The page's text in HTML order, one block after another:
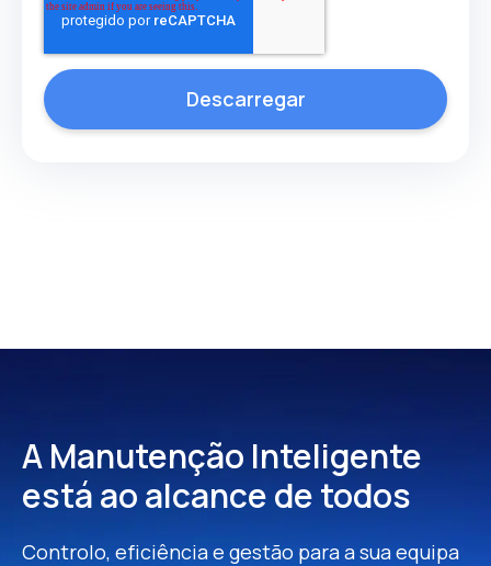
A Manutenção Inteligente
está ao alcance de todos
Controlo, eficiência e gestão para a sua equipa